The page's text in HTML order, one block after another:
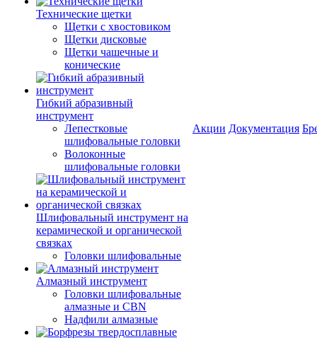
Технические щетки
Щетки с хвостовиком
Щетки дисковые
Щетки чашечные и
конические
Гибкий абразивный
инструмент
Лепестковые
шлифовальные головки
Волоконные
шлифовальные головки
Шлифовальный инструмент на
керамической и органической
связках
Головки шлифовальные
Алмазный инструмент
Головки шлифовальные
алмазные и CBN
Надфили алмазные
Акции Документация